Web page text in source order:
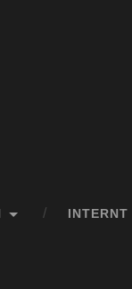
INTERNT